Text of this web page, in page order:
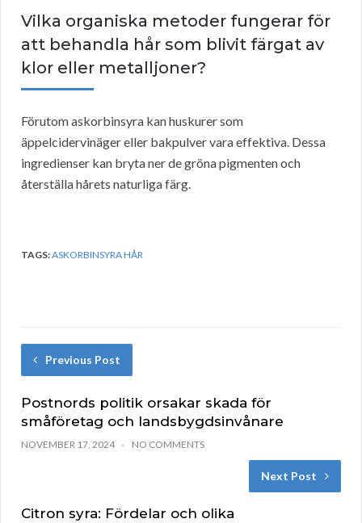
Vilka organiska metoder fungerar för
att behandla hår som blivit färgat av
klor eller metalljoner?
Förutom askorbinsyra kan huskurer som
äppelcidervinäger eller bakpulver vara effektiva. Dessa
ingredienser kan bryta ner de gröna pigmenten och
återställa hårets naturliga färg.
TAGS:ASKORBINSYRA HÅR
Previous Post
Postnords politik orsakar skada för
småföretag och landsbygdsinvånare
NOVEMBER 17, 2024 NO COMMENTS
Next Post
Citron syra: Fördelar och olika